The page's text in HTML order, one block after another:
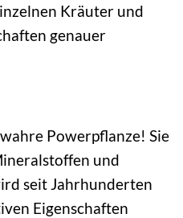
Kräuter und
genauer
Powerpflanze! Sie
und
seit Jahrhunderten
Eigenschaften